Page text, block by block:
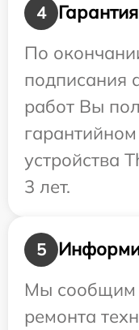
4
Гарантия
По
подписания
работ Вы
устройства
3 лет.
5
Мы сообщим
ремонта